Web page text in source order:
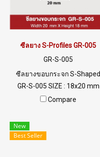
ซีลยาง S-Profiles GR-005
GR-S-005
ซีลยางขอบกระจก S-Shaped
GR-S-005 SIZE : 18x20 mm
ร่อง5/5mm Material EPDM
สภาพแวดล้อมดีเยี่ยม
Compare
New
Best Seller